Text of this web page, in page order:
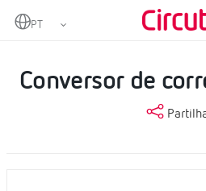
Home
Instrumentação
Conversor de